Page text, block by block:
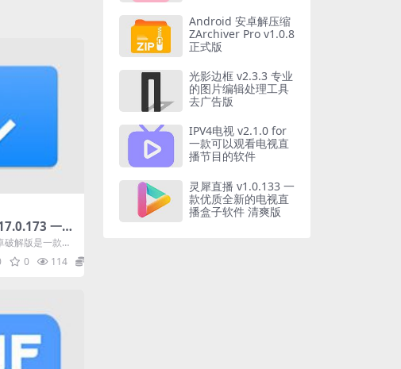
一款
解版是一款办
可以在这款AP
... 0 114
Android 安卓解压缩
ZArchiver Pro v1.0.8
正式版
光影边框 v2.3.3 专业
的图片编辑处理工具
去广告版
IPV4电视 v2.1.0 for
一款可以观看电视直
播节目的软件
灵犀直播 v1.0.133 一
款优质全新的电视直
播盒子软件 清爽版